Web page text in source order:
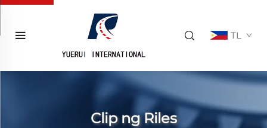
TL
Clip ng Riles